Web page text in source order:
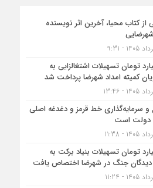
از کتاب محیا، آخرین اثر نویسنده
تومان تسهیلات اشتغالزایی به
کمیته امداد شهرضا پرداخت شد
و سرمایه‌گذاری خط قرمز و دغدغه اصلی
دولت است
تومان تسهیلات بنیاد برکت به
جنگ در شهرضا اختصاص یافت